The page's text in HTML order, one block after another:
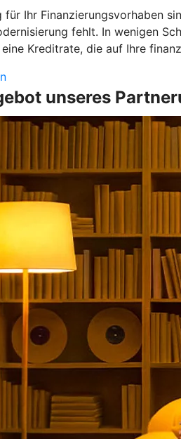
für Ihr Finanzierungsvorhaben
fehlt. In wenigen
Kreditrate, die auf Ihre
unseres